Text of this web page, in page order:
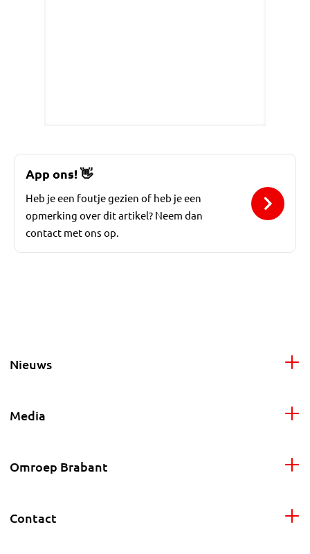
App ons!👋
Heb je een foutje gezien of heb je een
opmerking over dit artikel? Neem dan
contact met ons op.
Nieuws
Media
Omroep Brabant
Contact